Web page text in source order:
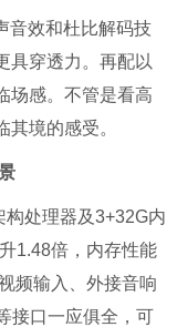
音效和杜比解码技
具穿透力。再配以
场感。不管是看高
境的感受。
处理器及3+32G内
1.48倍，内存性能
频输入、外接音响
接口一应俱全，可